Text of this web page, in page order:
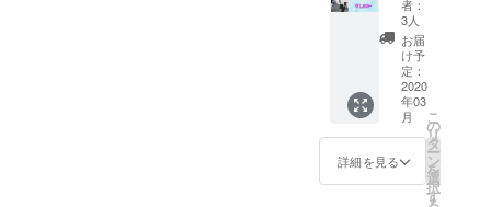
【アクセス
３倍】【予
約数２倍】
一番安い広
告プランで
（掲載費50
要欄に
てご支
援者様
のSNS
や企業
HPの掲
載をさ
せて頂
きま
す。
者：
3人
お届
け予
定：
2020
年03
月
詳細を見る
こ
の
リ
タ
ー
ン
を
選
択
す